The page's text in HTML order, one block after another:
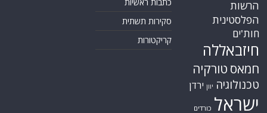
הרשות
הפלסטינית
חות'ים
חיזבאללה
חמאס טורקיה
טכנולוגיה יוון ירדן
ישראל כורדים
סקירות תשתית
קריקטורות